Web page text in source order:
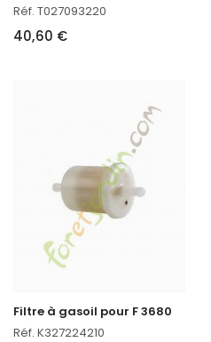
Réf. T027093220
40,60 €
Filtre à gasoil pour F 3680
Réf. K327224210